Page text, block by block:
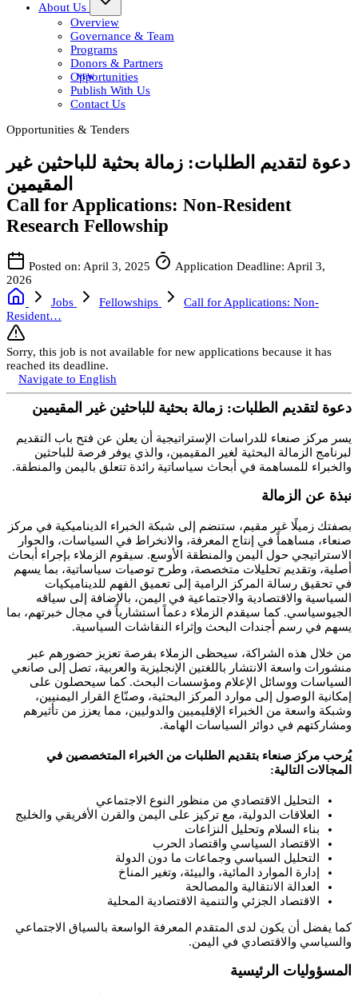
About Us
Overview
Governance & Team
Programs
Donors & Partners
Opportunities
Publish With Us
Contact Us
Opportunities & Tenders
دعوة لتقديم الطلبات: زمالة بحثية للباحثين غير
المقيمين
Call for Applications: Non-Resident
Research Fellowship
Posted on: April 3, 2025
Application Deadline: April 3,
2026
Jobs
Fellowships
Call for Applications: Non-
Resident…
Sorry, this job is not available for new applications because it has
reached its deadline.
Navigate to English
دعوة لتقديم الطلبات: زمالة بحثية للباحثين غير المقيمين
يسر مركز صنعاء للدراسات الإستراتيجية أن يعلن عن فتح باب التقديم
لبرنامج الزمالة البحثية لغير المقيمين، والذي يوفر فرصة للباحثين
والخبراء للمساهمة في أبحاث سياساتية رائدة تتعلق باليمن والمنطقة.
نبذة عن الزمالة
بصفتك زميلًا غير مقيم، ستنضم إلى شبكة الخبراء الديناميكية في مركز
صنعاء، مساهماً في إنتاج المعرفة، والانخراط في السياسات، والحوار
الاستراتيجي حول اليمن والمنطقة الأوسع. سيقوم الزملاء بإجراء أبحاث
أصلية، وتقديم تحليلات متخصصة، وطرح توصيات سياساتية، بما يسهم
في تحقيق رسالة المركز الرامية إلى تعميق الفهم للديناميكيات
السياسية والاقتصادية والاجتماعية في اليمن، بالإضافة إلى سياقه
الجيوسياسي. كما سيقدم الزملاء دعماً استشارياً في مجال خبرتهم، بما
يسهم في رسم أجندات البحث وإثراء النقاشات السياسية.
من خلال هذه الشراكة، سيحظى الزملاء بفرصة تعزيز حضورهم عبر
منشورات واسعة الانتشار باللغتين الإنجليزية والعربية، تصل إلى صانعي
السياسات ووسائل الإعلام ومؤسسات البحث. كما سيحصلون على
إمكانية الوصول إلى موارد المركز البحثية، وصنّاع القرار اليمنيين،
وشبكة واسعة من الخبراء الإقليميين والدوليين، مما يعزز من تأثيرهم
ومشاركتهم في دوائر السياسات الهامة.
يُرحب مركز صنعاء بتقديم الطلبات من الخبراء المتخصصين في
المجالات التالية:
التحليل الاقتصادي من منظور النوع الاجتماعي
العلاقات الدولية، مع تركيز على اليمن والقرن الأفريقي والخليج
بناء السلام وتحليل النزاعات
الاقتصاد السياسي واقتصاد الحرب
التحليل السياسي وجماعات ما دون الدولة
إدارة الموارد المائية، والبيئة، وتغير المناخ
العدالة الانتقالية والمصالحة
الاقتصاد الجزئي والتنمية الاقتصادية المحلية
كما يفضل أن يكون لدى المتقدم المعرفة الواسعة بالسياق الاجتماعي
والسياسي والاقتصادي في اليمن.
المسؤوليات الرئيسية